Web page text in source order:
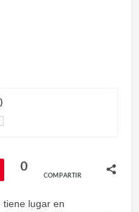
0
COMPARTIR
tiene lugar en